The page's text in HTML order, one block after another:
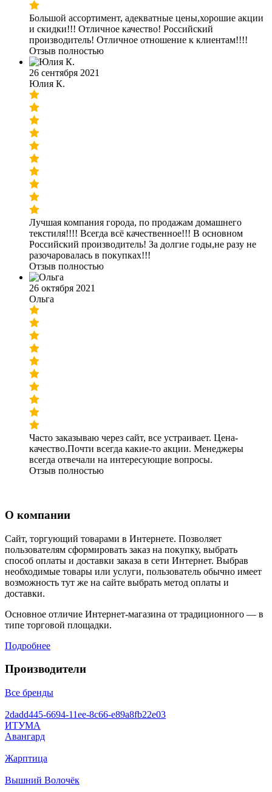
Большой ассортимент, адекватные цены,хорошие акции
и скидки!!! Отличное качество! Российский
производитель! Отличное отношение к клиентам!!!!
Отзыв полностью
26 сентября 2021
Юлия К.
Лучшая компания города, по продажам домашнего
текстиля!!!! Всегда всё качественное!!! В основном
Российский производитель! За долгие годы,не разу не
разочаровалась в покупках!!!
Отзыв полностью
26 октября 2021
Ольга
Часто заказываю через сайт, все устраивает. Цена-
качество.Почти всегда какие-то акции. Менеджеры
всегда отвечали на интересующие вопросы.
Отзыв полностью
О компании
Сайт, торгующий товарами в Интернете. Позволяет
пользователям сформировать заказ на покупку, выбрать
способ оплаты и доставки заказа в сети Интернет. Выбрав
необходимые товары или услуги, пользователь обычно имеет
возможность тут же на сайте выбрать метод оплаты и
доставки.
Основное отличие Интернет-магазина от традиционного — в
типе торговой площадки.
Подробнее
Производители
Все бренды
2dadd445-6694-11ee-8c66-e89a8fb22e03
ИТУМА
Авангард
Жарптица
Вышний Волочёк